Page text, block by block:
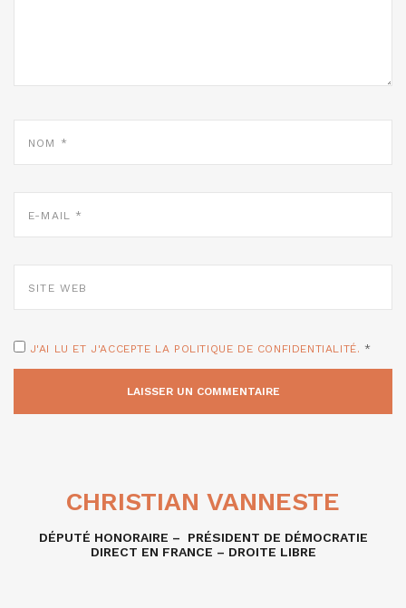
MAIL
WEB
J'AI LU ET J'ACCEPTE LA POLITIQUE DE CONFIDENTIALITÉ. *
CHRISTIAN VANNESTE
DÉPUTÉ HONORAIRE – PRÉSIDENT DE DÉMOCRATIE
DIRECT EN FRANCE – DROITE LIBRE